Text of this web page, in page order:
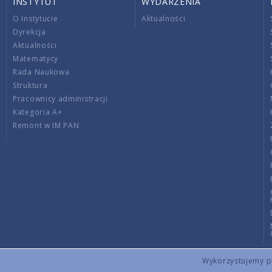
Wykorzystujemy
O Instytucie
Dyrekcja
Aktualności
Matematycy
Rada Naukowa
Struktura
Pracownicy administracji
Kategoria A+
Remont w IM PAN
Aktualności